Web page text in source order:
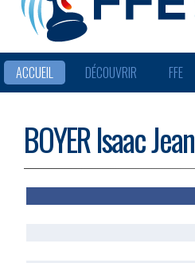
ACCUEIL DÉCOUVRIR FFE
BOYER Isaac Jean